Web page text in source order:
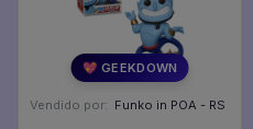
💖 GEEKDOWN
Vendido por: Funko in POA - RS